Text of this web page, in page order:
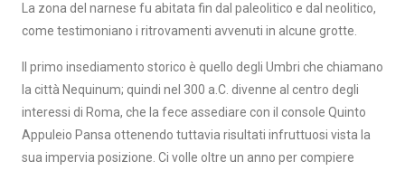
La zona del narnese fu abitata fin dal paleolitico e dal neolitico,
come testimoniano i ritrovamenti avvenuti in alcune grotte.
Il primo insediamento storico è quello degli Umbri che chiamano
la città Nequinum; quindi nel 300 a.C. divenne al centro degli
interessi di Roma, che la fece assediare con il console Quinto
Appuleio Pansa ottenendo tuttavia risultati infruttuosi vista la
sua impervia posizione. Ci volle oltre un anno per compiere